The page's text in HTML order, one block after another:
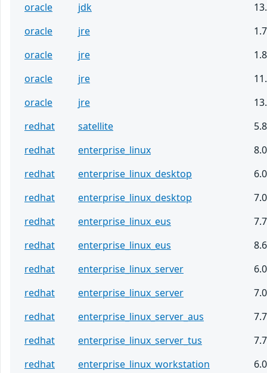
oracle
jdk
oracle
jre
oracle
jre
oracle
jre
oracle
jre
redhat
satellite
5.8
redhat
enterprise_linux
8.0
redhat
enterprise_linux_desktop
6.0
redhat
enterprise_linux_desktop
7.0
redhat
enterprise_linux_eus
7.7
redhat
enterprise_linux_eus
8.6
redhat
enterprise_linux_server
6.0
redhat
enterprise_linux_server
7.0
redhat
enterprise_linux_server_aus
7.7
redhat
enterprise_linux_server_tus
7.7
redhat
enterprise_linux_workstation
6.0